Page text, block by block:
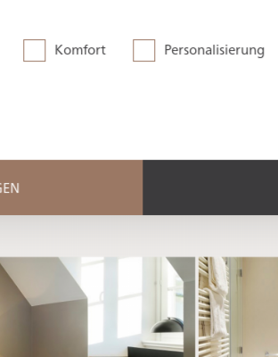
Komfort Personalisierung